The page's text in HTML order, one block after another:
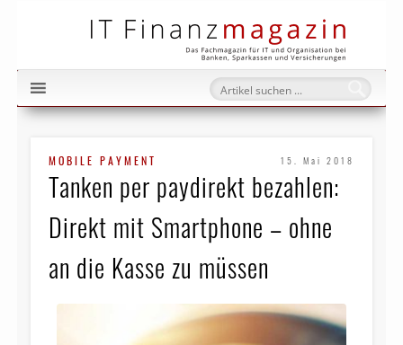
MOBILE PAYMENT 15. Mai 2018
Tanken per paydirekt bezahlen:
Direkt mit Smartphone – ohne
an die Kasse zu müssen